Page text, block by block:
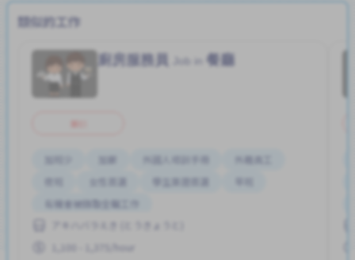
類似的工作
廚房服務員 餐廳
兼职
加班少 加薪 外國人培訓手冊
外籍員工
女性首選 學生簽證首選
有機會被錄取全職工作
アキハバラえき (とうきょうと)
1,100 - 1,375/hour